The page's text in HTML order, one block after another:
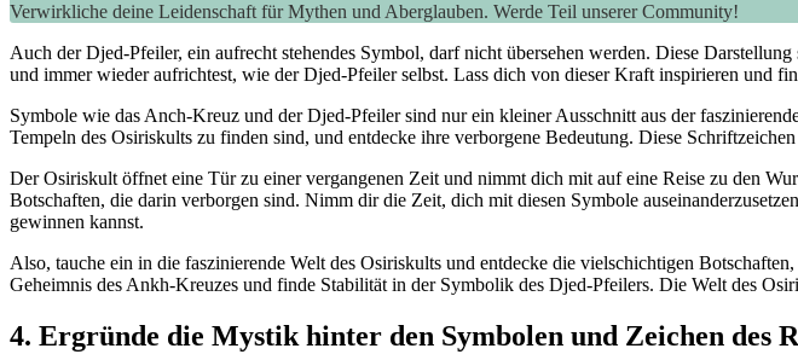
Verwirkliche deine Leidenschaft für Mythen und Aberglauben. Werde Teil unserer Community!
Auch der Djed-Pfeiler, ein aufrecht stehendes Symbol, darf nicht übersehen werden. Diese
und immer wieder aufrichtest, wie der Djed-Pfeiler selbst. Lass dich von dieser Kraft inspirieren und
Symbole wie das Anch-Kreuz und der Djed-Pfeiler sind nur ein kleiner Ausschnitt aus der
Tempeln des Osiriskults zu finden sind, und entdecke ihre verborgene Bedeutung. Diese
Der Osiriskult öffnet eine Tür zu einer vergangenen Zeit und nimmt dich mit auf eine Reise zu den
Botschaften, die darin verborgen sind. Nimm dir die Zeit, dich mit diesen Symbole
gewinnen kannst.
Also, tauche ein in die faszinierende Welt des Osiriskults und entdecke die vielschichtigen
Geheimnis des Ankh-Kreuzes und finde Stabilität in der Symbolik des Djed-Pfeilers. Die Welt des
4. Ergründe die Mystik hinter den Symbolen und Zeichen des